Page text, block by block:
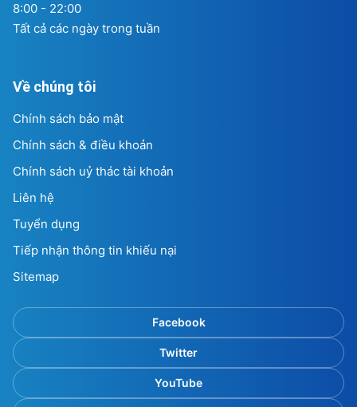
8:00 - 22:00
Tất cả các ngày trong tuần
Về chúng tôi
Chính sách bảo mật
Chính sách & điều khoản
Chính sách uỷ thác tài khoản
Liên hệ
Tuyển dụng
Tiếp nhận thông tin khiếu nại
Sitemap
Facebook
Twitter
YouTube